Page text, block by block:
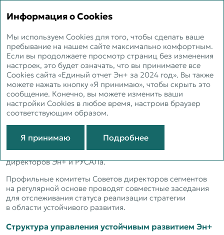
ЕДИНЫЙ ОТЧЕТ 2024
Подход к управлению
устойчивым развитием
GRI 2‑12, 2‑13, 2‑14
Управление устойчивым развитием в Компании
осуществляется в рамках общей системы
корпоративного управления. Ответственными
за управление устойчивым развитием являются Советы
директоров Эн+ и РУСАЛа.
Профильные комитеты Советов директоров сегментов
на регулярной основе проводят совместные заседания
для отслеживания статуса реализации стратегии
в области устойчивого развития.
Структура управления устойчивым развитием Эн+
Информация о Cookies
Мы используем Cookies для того, чтобы сделать ваше
пребывание на нашем сайте максимально комфортным.
Если вы продолжаете просмотр страниц без изменения
настроек, это будет означать, что вы принимаете все
Cookies сайта «Единый отчет Эн+ за 2024 год». Вы также
можете нажать кнопку «Я принимаю», чтобы скрыть это
сообщение. Конечно, вы можете изменить ваши
настройки Cookies в любое время, настроив браузер
соответствующим образом.
Я принимаю Подробнее